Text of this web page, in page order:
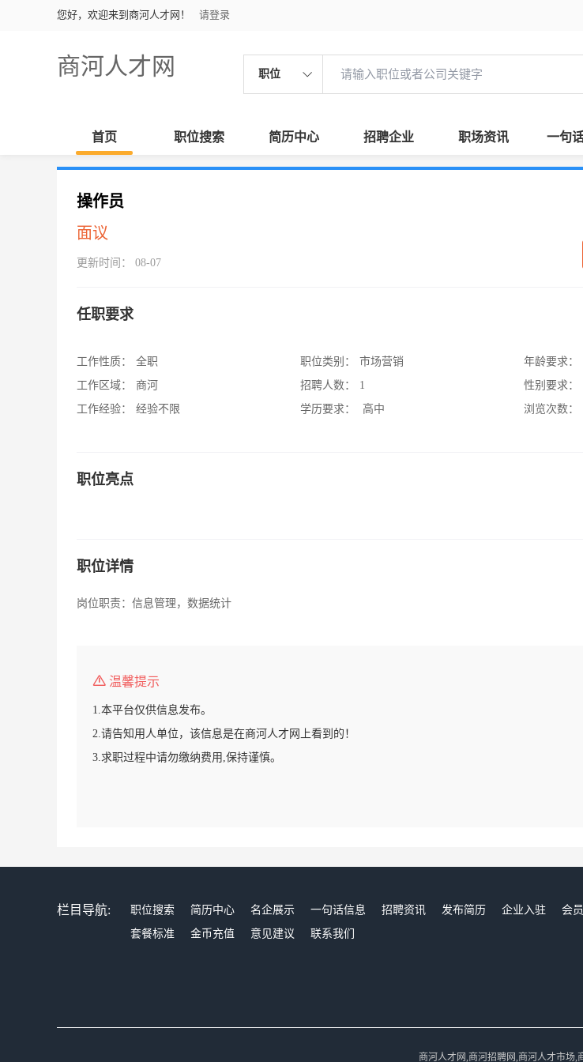
您好，欢迎来到商河人才网！ 请登录
商河人才网 职位
首页 职位搜索 简历中心 招聘企业 职场资讯 一句
操作员
面议
更新时间： 08-07
任职要求
工作性质：
全职
工作区域：
商河
工作经验：
经验不限
职位类别：
市场营销
招聘人数：
1
学历要求：
高中
年龄要求：
性别要求：
浏览次数：
职位亮点
职位详情
岗位职责：信息管理，数据统计
温馨提示
1.本平台仅供信息发布。
2.请告知用人单位，该信息是在商河人才网上看到的！
3.求职过程中请勿缴纳费用,保持谨慎。
栏目导航: 职位搜索 简历中心 名企展示 一句话信息 招聘资讯 发布简历 企业入驻 会
套餐标准
金币充值 意见建议 联系我们
商河人才网,商河招聘网,商河人才市场,